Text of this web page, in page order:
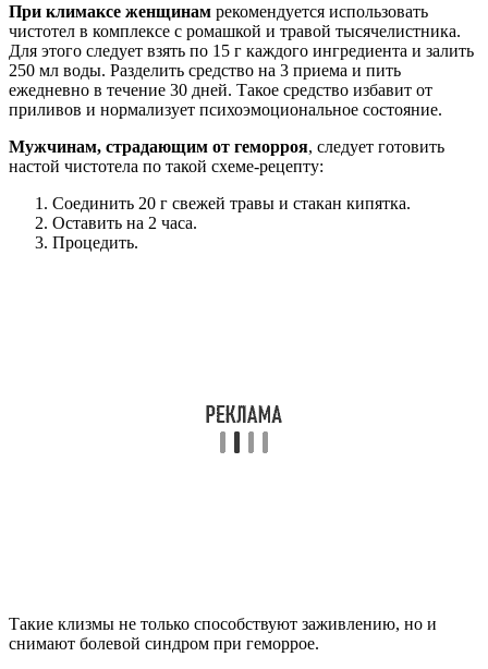
При климаксе женщинам рекомендуется использовать
чистотел в комплексе с ромашкой и травой тысячелистника.
Для этого следует взять по 15 г каждого ингредиента и залить
250 мл воды. Разделить средство на 3 приема и пить
ежедневно в течение 30 дней. Такое средство избавит от
приливов и нормализует психоэмоциональное состояние.
Мужчинам, страдающим от геморроя, следует готовить
настой чистотела по такой схеме-рецепту:
Соединить 20 г свежей травы и стакан кипятка.
Оставить на 2 часа.
Процедить.
Такие клизмы не только способствуют заживлению, но и
снимают болевой синдром при геморрое.